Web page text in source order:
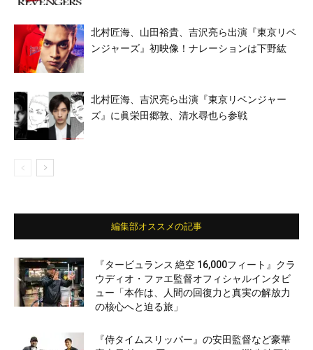
北村匠海、山田裕貴、吉沢亮ら出演『東京リベ
ンジャーズ』初映像！ナレーションは下野紘
北村匠海、吉沢亮ら出演『東京リベンジャー
ズ』に眞栄田郷敦、清水尋也ら参戦
編集部オススメの記事
『タービュランス 絶空 16,000フィート』クラ
ウディオ・ファエ監督オフィシャルインタビ
ュー「本作は、人間の回復力と真実の解放力
の核心へと迫る旅」
『侍タイムスリッパー』の安田監督など豪華